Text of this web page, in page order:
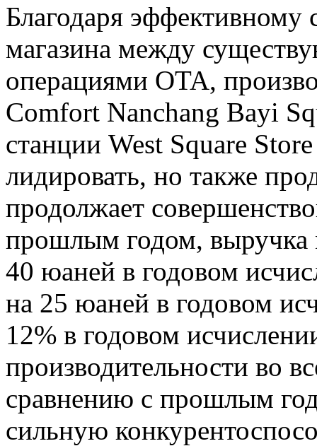
Благодаря эффективному
магазина между
операциями OTA,
Comfort Nanchang Bayi
станции West Square
лидировать, но также
продолжает
прошлым годом, выручка
40 юаней в годовом
на 25 юаней в годовом
12% в годовом
производительности во
сравнению с прошлым
сильную